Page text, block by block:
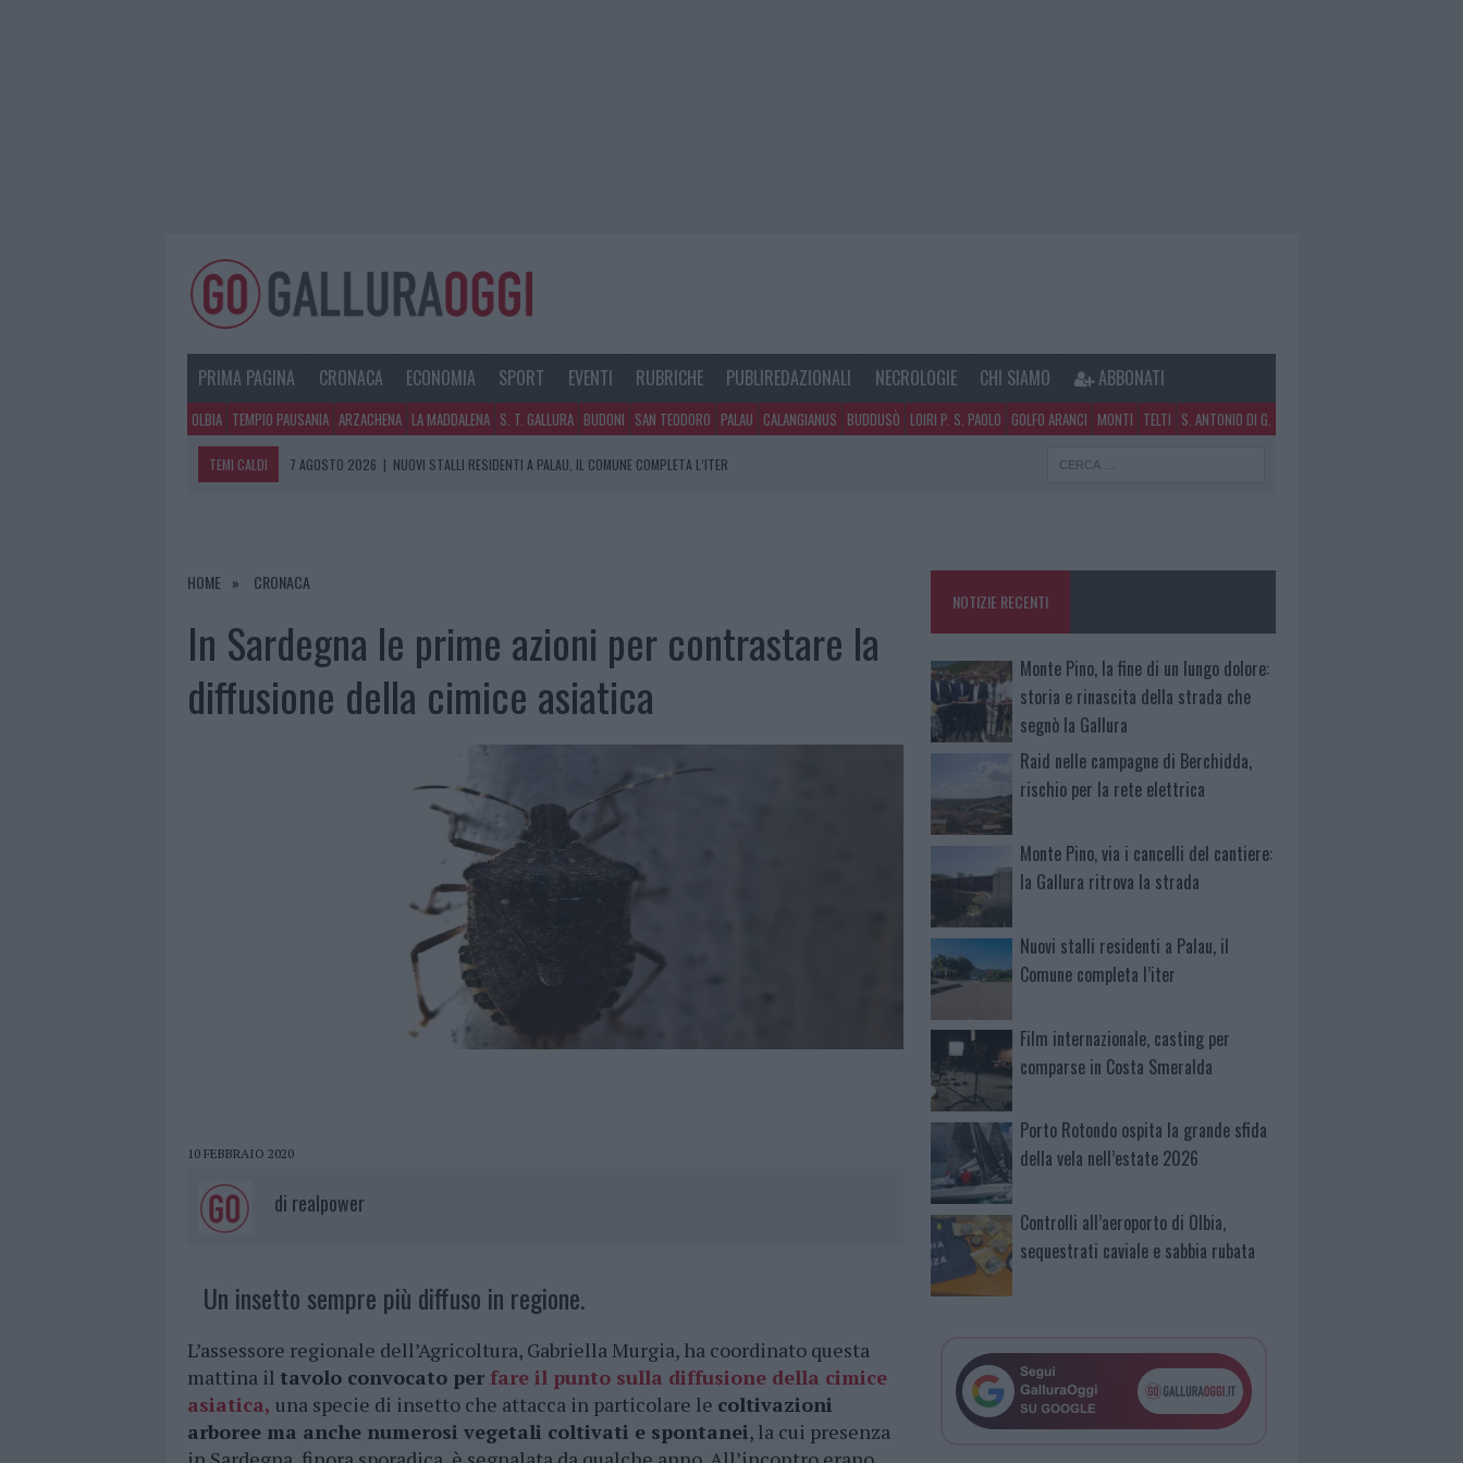
PRIMA PAGINA CRONACA ECONOMIA SPORT EVENTI RUBRICHE PUBLIREDAZIONALI NECROLOGIE CHI SIAMO ABBONATI
OLBIA TEMPIO PAUSANIA ARZACHENA LA MADDALENA S. T. GALLURA BUDONI SAN TEODORO PALAU CALANGIANUS BUDDUSÒ LOIRI P. S. PAOLO GOLFO ARANCI MONTI TELTI S. ANTONIO DI G.
TEMI CALDI 7 AGOSTO 2026 | NUOVI STALLI RESIDENTI A PALAU, IL COMUNE COMPLETA L’ITER
7 AGOSTO 2026
|
HOME CRONACA
In Sardegna le prime azioni per contrastare la
diffusione della cimice asiatica
10 FEBBRAIO 2020
di realpower
Un insetto sempre più diffuso in regione.
L’assessore regionale dell’Agricoltura, Gabriella Murgia, ha coordinato questa
mattina il tavolo convocato per fare il punto sulla diffusione della cimice
asiatica, una specie di insetto che attacca in particolare le coltivazioni
arboree ma anche numerosi vegetali coltivati e spontanei, la cui presenza
NOTIZIE RECENTI
Monte Pino, la fine di un lungo dolore:
storia e rinascita della strada che
segnò la Gallura
Raid nelle campagne di Berchidda,
rischio per la rete elettrica
Monte Pino, via i cancelli del cantiere:
la Gallura ritrova la strada
Nuovi stalli residenti a Palau, il
Comune completa l’iter
Film internazionale, casting per
comparse in Costa Smeralda
Porto Rotondo ospita la grande sfida
della vela nell’estate 2026
Controlli all’aeroporto di Olbia,
sequestrati caviale e sabbia rubata